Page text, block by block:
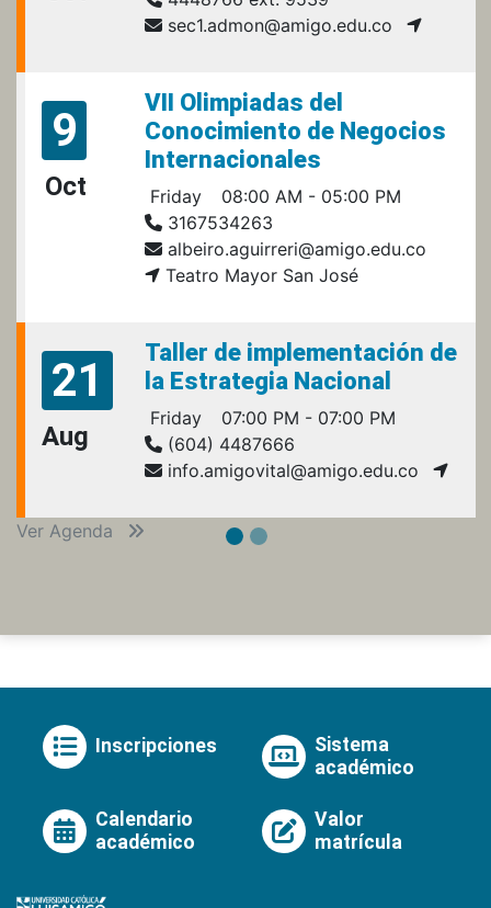
sec1.admon@amigo.edu.co
9
Oct
VII Olimpiadas del
Conocimiento de Negocios
Internacionales
Friday
08:00 AM - 05:00 PM
3167534263
albeiro.aguirreri@amigo.edu.co
Teatro Mayor San José
21
Aug
Taller de implementación de
la Estrategia Nacional
Friday
07:00 PM - 07:00 PM
(604) 4487666
info.amigovital@amigo.edu.co
Ver Agenda
Inscripciones
Sistema
académico
Calendario
académico
Valor
matrícula